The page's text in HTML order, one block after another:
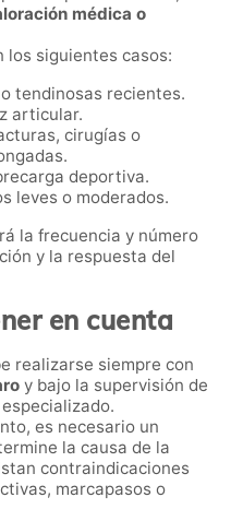
médica o
los siguientes casos:
tendinosas recientes.
articular.
cirugías o
deportiva.
leves o moderados.
la frecuencia y número
y la respuesta del
en cuenta
realizarse siempre con
y bajo la supervisión de
es necesario un
la causa de la
contraindicaciones
marcapasos o